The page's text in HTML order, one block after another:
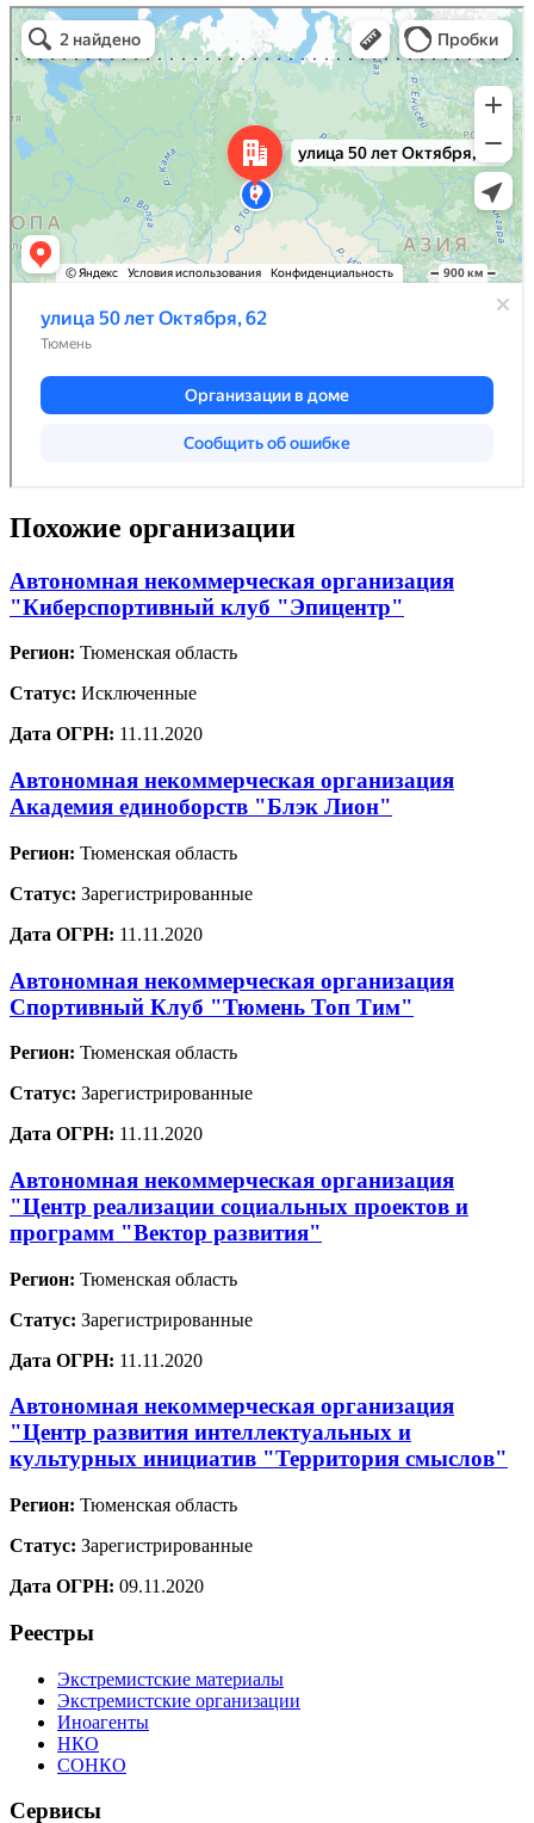
Похожие организации
Автономная некоммерческая организация
"Киберспортивный клуб "Эпицентр"
Регион: Тюменская область
Статус: Исключенные
Дата ОГРН: 11.11.2020
Автономная некоммерческая организация
Академия единоборств "Блэк Лион"
Регион: Тюменская область
Статус: Зарегистрированные
Дата ОГРН: 11.11.2020
Автономная некоммерческая организация
Спортивный Клуб "Тюмень Топ Тим"
Регион: Тюменская область
Статус: Зарегистрированные
Дата ОГРН: 11.11.2020
Автономная некоммерческая организация
"Центр реализации социальных проектов и
программ "Вектор развития"
Регион: Тюменская область
Статус: Зарегистрированные
Дата ОГРН: 11.11.2020
Автономная некоммерческая организация
"Центр развития интеллектуальных и
культурных инициатив "Территория смыслов"
Регион: Тюменская область
Статус: Зарегистрированные
Дата ОГРН: 09.11.2020
Реестры
Экстремистские материалы
Экстремистские организации
Иноагенты
НКО
СОНКО
Сервисы